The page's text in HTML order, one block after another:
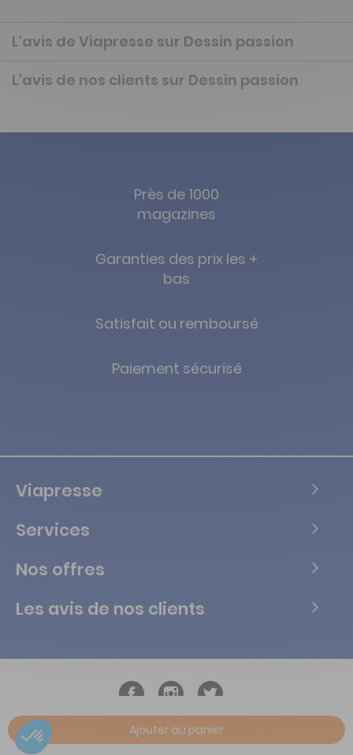
Ajouter au panier
L'avis de Viapresse sur Dessin passion
L'avis de nos clients sur Dessin passion
Près de 1000
magazines
Garanties des prix les +
bas
Satisfait ou remboursé
Paiement sécurisé
Viapresse
Services
Nos offres
Les avis de nos clients
Copyright © Tous droits réservés Vialife - 2026.